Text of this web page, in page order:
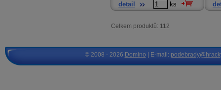
detail ks
Celkem produktů: 112
© 2008 - 2026 Domino | E-mail: